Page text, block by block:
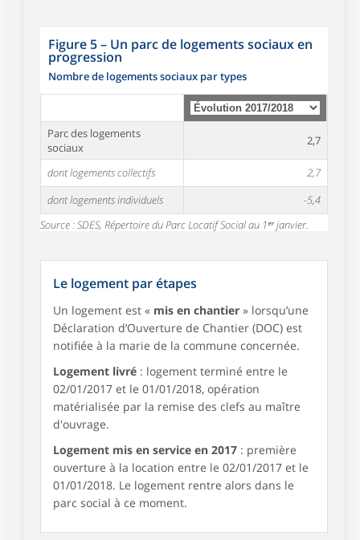
Figure 5– Un parc de logements sociaux en
progression
Nombre de logements sociaux par types
Parc des logements
sociaux
2,7
dont logements collectifs
2,7
dont logements individuels
-5,4
Source : SDES, Répertoire du Parc Locatif Social au 1ᵉʳ janvier.
Le logement par étapes
Un logement est « mis en chantier » lorsqu’une
Déclaration d’Ouverture de Chantier (DOC) est
notifiée à la marie de la commune concernée.
Logement livré : logement terminé entre le
02/01/2017 et le 01/01/2018, opération
matérialisée par la remise des clefs au maître
d'ouvrage.
Logement mis en service en 2017 : première
ouverture à la location entre le 02/01/2017 et le
01/01/2018. Le logement rentre alors dans le
parc social à ce moment.